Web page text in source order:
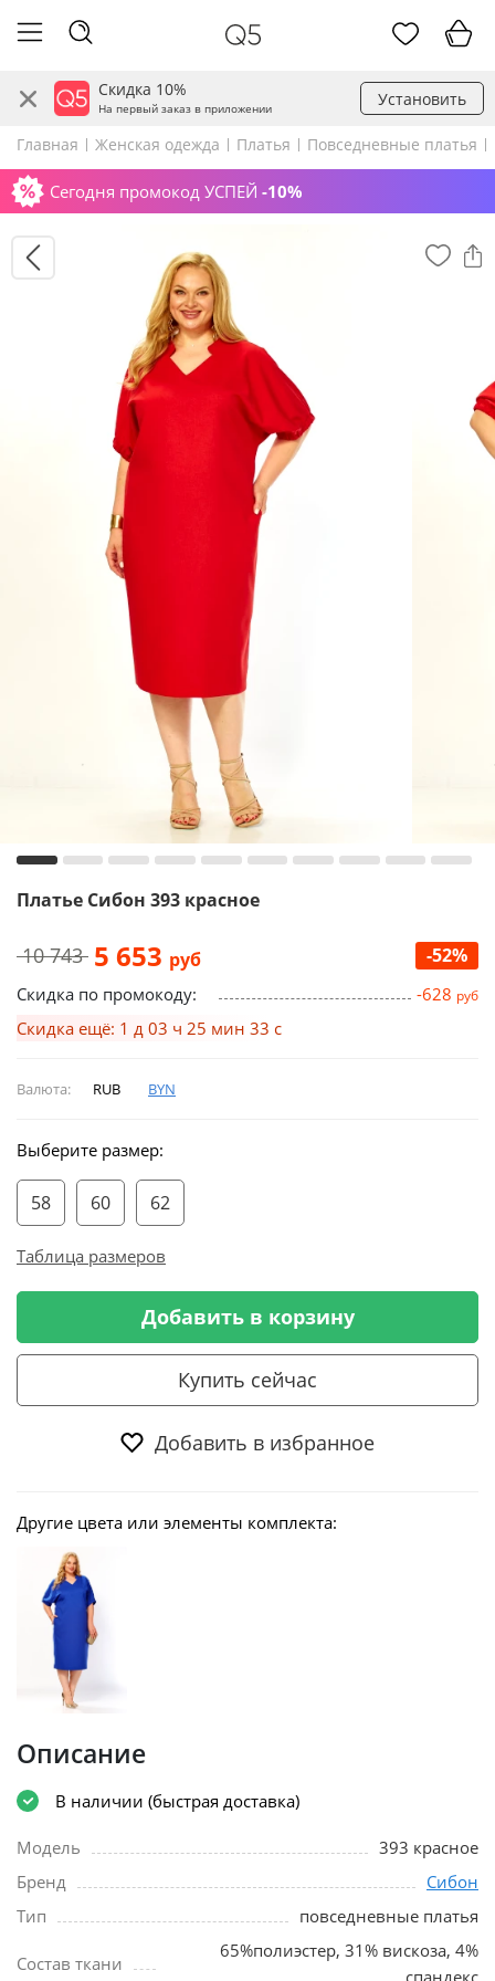
Скидка 10%
На первый заказ в приложении Установить
Главная Женская одежда Платья Повседневные платья
Сегодня промокод УСПЕЙ -10%
Платье Сибон 393 красное
10 743 5 653 руб -52%
Скидка по промокоду: -628 руб
Скидка ещё: 1 д 03 ч 25 мин 33 с
Валюта: RUB BYN
Выберите размер:
58 60 62
Таблица размеров
Добавить в корзину
Купить сейчас
Добавить в избранное
Другие цвета или элементы комплекта:
Описание
В наличии (быстрая доставка)
Модель
393 красное
Бренд
Сибон
Тип
повседневные платья
Состав ткани
65%полиэстер, 31% вискоза, 4%